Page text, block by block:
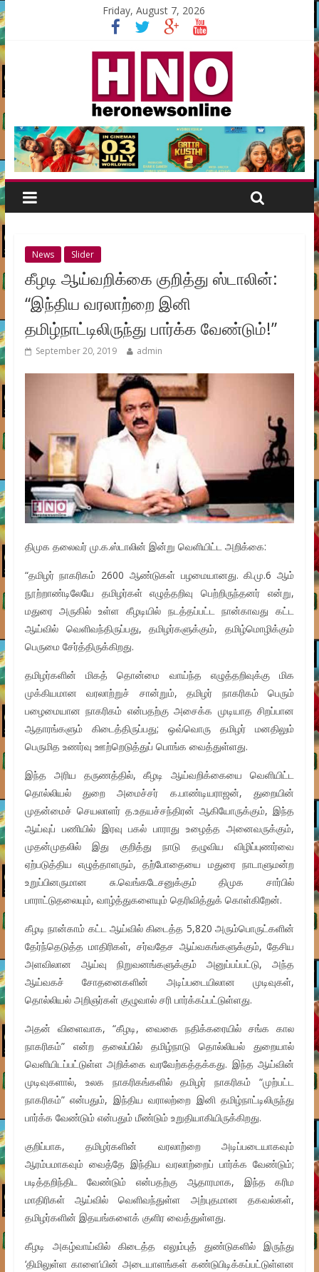
Friday, August 7, 2026
News Slider
கீழடி ஆய்வறிக்கை குறித்து ஸ்டாலின்:
“இந்திய வரலாற்றை இனி
தமிழ்நாட்டிலிருந்து பார்க்க வேண்டும்!”
September 20, 2019 admin
திமுக தலைவர் மு.க.ஸ்டாலின் இன்று வெளியிட்ட அறிக்கை:
“தமிழர் நாகரிகம் 2600 ஆண்டுகள் பழமையானது. கி.மு.6 ஆம்
நூற்றாண்டிலேயே தமிழர்கள் எழுத்தறிவு பெற்றிருந்தனர் என்று,
மதுரை அருகில் உள்ள கீழடியில் நடத்தப்பட்ட நான்காவது கட்ட
ஆய்வில் வெளிவந்திருப்பது, தமிழர்களுக்கும், தமிழ்மொழிக்கும்
பெருமை சேர்த்திருக்கிறது.
தமிழர்களின் மிகத் தொன்மை வாய்ந்த எழுத்தறிவுக்கு மிக
முக்கியமான வரலாற்றுச் சான்றும், தமிழர் நாகரிகம் பெரும்
பழைமையான நாகரிகம் என்பதற்கு அசைக்க முடியாத சிறப்பான
ஆதாரங்களும் கிடைத்திருப்பது; ஒவ்வொரு தமிழர் மனதிலும்
பெருமித உணர்வு ஊற்றெடுத்துப் பொங்க வைத்துள்ளது.
இந்த அரிய தருணத்தில், கீழடி ஆய்வறிக்கையை வெளியிட்ட
தொல்லியல் துறை அமைச்சர் க.பாண்டியராஜன், துறையின்
முதன்மைச் செயலாளர் த.உதயச்சந்திரன் ஆகியோருக்கும், இந்த
ஆய்வுப் பணியில் இரவு பகல் பாராது உழைத்த அனைவருக்கும்,
முதன்முதலில் இது குறித்து நாடு தழுவிய விழிப்புணர்வை
ஏற்படுத்திய எழுத்தாளரும், தற்போதையை மதுரை நாடாளுமன்ற
உறுப்பினருமான சு.வெங்கடேசனுக்கும் திமுக சார்பில்
பாராட்டுதலையும், வாழ்த்துகளையும் தெரிவித்துக் கொள்கிறேன்.
கீழடி நான்காம் கட்ட ஆய்வில் கிடைத்த 5,820 அரும்பொருட்களின்
தேர்ந்தெடுத்த மாதிரிகள், சர்வதேச ஆய்வகங்களுக்கும், தேசிய
அளவிலான ஆய்வு நிறுவனங்களுக்கும் அனுப்பப்பட்டு, அந்த
ஆய்வகச் சோதனைகளின் அடிப்படையிலான முடிவுகள்,
தொல்லியல் அறிஞர்கள் குழுவால் சரி பார்க்கப்பட்டுள்ளது.
அதன் விளைவாக, “கீழடி, வைகை நதிக்கரையில் சங்க கால
நாகரிகம்” என்ற தலைப்பில் தமிழ்நாடு தொல்லியல் துறையால்
வெளியிடப்பட்டுள்ள அறிக்கை வரவேற்கத்தக்கது. இந்த ஆய்வின்
முடிவுகளால், உலக நாகரிகங்களில் தமிழர் நாகரிகம் “முற்பட்ட
நாகரிகம்” என்பதும், இந்திய வராலற்றை இனி தமிழ்நாட்டிலிருந்து
பார்க்க வேண்டும் என்பதும் மீண்டும் உறுதியாகியிருக்கிறது.
குறிப்பாக, தமிழர்களின் வரலாற்றை அடிப்படையாகவும்
ஆரம்பமாகவும் வைத்தே இந்திய வரலாற்றைப் பார்க்க வேண்டும்;
படித்தறிந்திட வேண்டும் என்பதற்கு ஆதாரமாக, இந்த கரிம
மாதிரிகள் ஆய்வில் வெளிவந்துள்ள அற்புதமான தகவல்கள்,
தமிழர்களின் இதயங்களைக் குளிர வைத்துள்ளது.
கீழடி அகழ்வாய்வில் கிடைத்த எலும்புத் துண்டுகளில் இருந்து
‘திமிலுள்ள காளை’யின் அடையாளங்கள் கண்டுபிடிக்கப்பட்டுள்ளன